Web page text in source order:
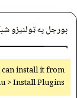
بورجل په ټولنیزو
install it from
> Install Plugins.